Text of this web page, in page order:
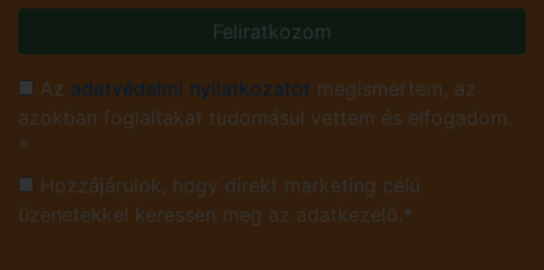
Feliratkozom
Az adatvédelmi nyilatkozatot megismertem, az
azokban foglaltakat tudomásul vettem és elfogadom.
*
Hozzájárulok, hogy direkt marketing célú
üzenetekkel keressen meg az adatkezelő.*